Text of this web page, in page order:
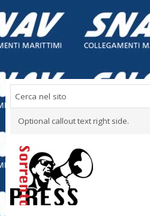
Optional callout text right side.